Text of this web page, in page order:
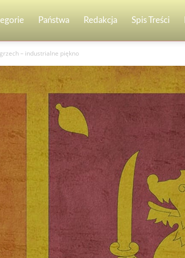
Państwa Redakcja Spis Treści
– industrialne piękno